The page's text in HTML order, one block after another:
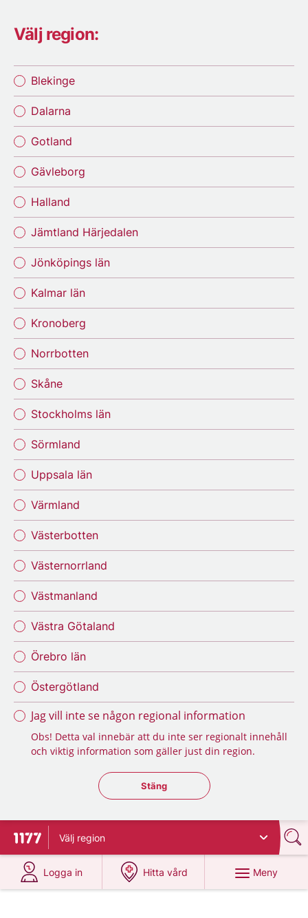
Välj region:
Blekinge
Dalarna
Gotland
Gävleborg
Halland
Jämtland Härjedalen
Jönköpings län
Kalmar län
Kronoberg
Norrbotten
Skåne
Stockholms län
Sörmland
Uppsala län
Värmland
Västerbotten
Västernorrland
Västmanland
Västra Götaland
Örebro län
Östergötland
Jag vill inte se någon regional information
Obs! Detta val innebär att du inte ser regionalt innehåll
och viktig information som gäller just din region.
Stäng regionsväljaren
Stäng
Till startsidan för 1177
Välj region
Logga in
på 1177.se
Hitta vård
på 1177.se
Meny